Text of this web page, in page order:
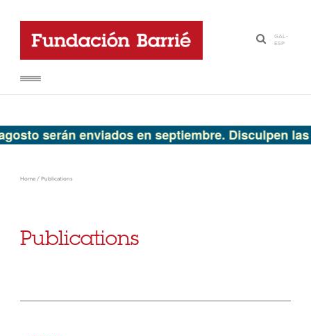
·
GAL-
ESP
serán enviados en septiembre. Disculpen las
Home / Publications
Publications